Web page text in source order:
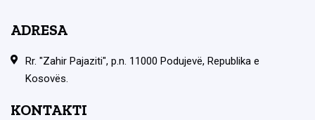
ADRESA
Rr. "Zahir Pajaziti", p.n. 11000 Podujevë, Republika e
Kosovës.
KONTAKTI